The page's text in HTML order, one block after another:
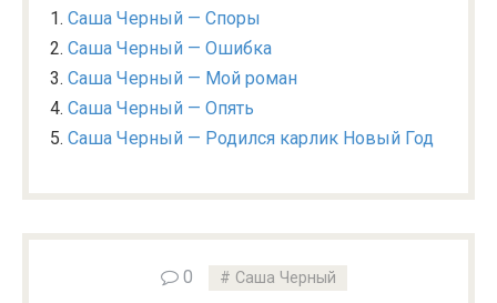
Саша Черный — Споры
Саша Черный — Ошибка
Саша Черный — Мой роман
Саша Черный — Опять
Саша Черный — Родился карлик Новый Год
0 Саша Черный